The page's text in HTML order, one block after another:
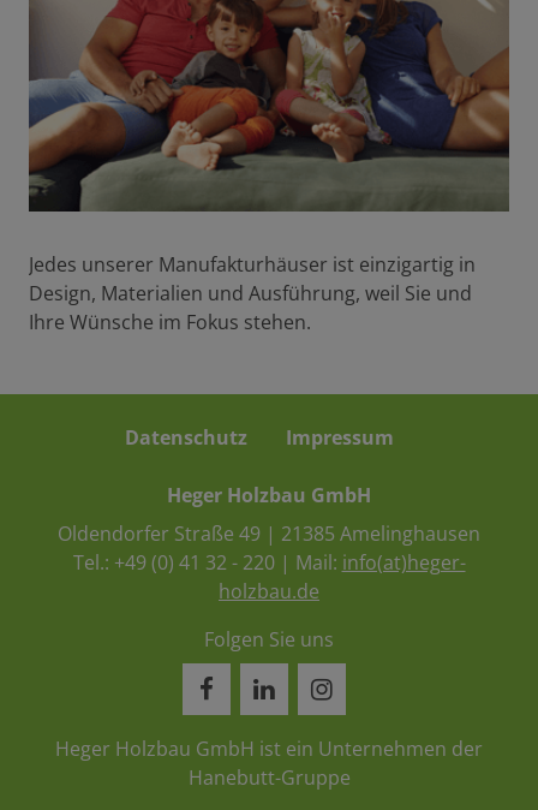
Jedes unserer Manufakturhäuser ist einzigartig in
Design, Materialien und Ausführung, weil Sie und
Ihre Wünsche im Fokus stehen.
Datenschutz Impressum
Heger Holzbau GmbH
Oldendorfer Straße 49 | 21385 Amelinghausen
Tel.: +49 (0) 41 32 - 220| Mail: info(at)heger-
holzbau.de
Folgen Sie uns
Heger Holzbau GmbH ist ein Unternehmen der
Hanebutt-Gruppe